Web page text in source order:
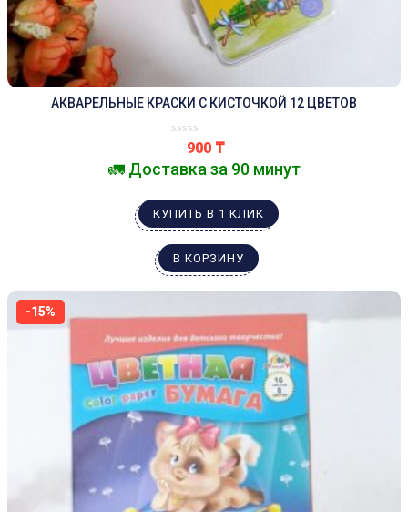
АКВАРЕЛЬНЫЕ КРАСКИ С КИСТОЧКОЙ 12 ЦВЕТОВ
900 ₸
🚛 Доставка за 90 минут
КУПИТЬ В 1 КЛИК
В КОРЗИНУ
-15%